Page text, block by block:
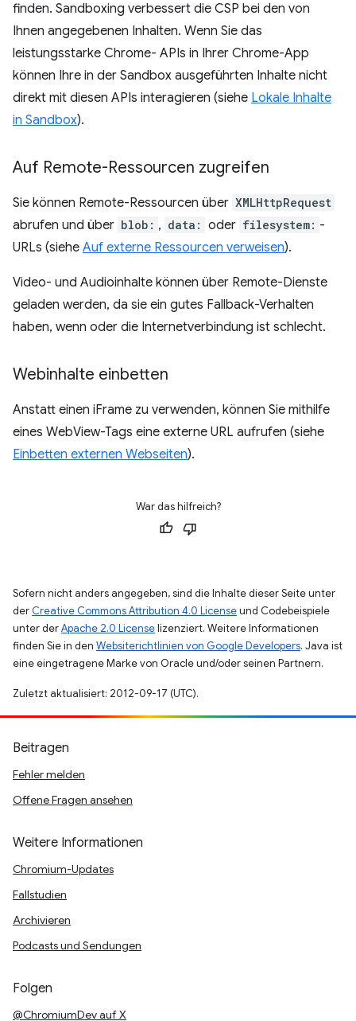
finden. Sandboxing verbessert die CSP bei den von
Ihnen angegebenen Inhalten. Wenn Sie das
leistungsstarke Chrome- APIs in Ihrer Chrome-App
können Ihre in der Sandbox ausgeführten Inhalte nicht
direkt mit diesen APIs interagieren (siehe Lokale Inhalte
in Sandbox).
Auf Remote-Ressourcen zugreifen
Sie können Remote-Ressourcen über XMLHttpRequest
abrufen und über blob: , data: oder filesystem: -
URLs (siehe Auf externe Ressourcen verweisen).
Video- und Audioinhalte können über Remote-Dienste
geladen werden, da sie ein gutes Fallback-Verhalten
haben, wenn oder die Internetverbindung ist schlecht.
Webinhalte einbetten
Anstatt einen iFrame zu verwenden, können Sie mithilfe
eines WebView-Tags eine externe URL aufrufen (siehe
Einbetten externen Webseiten).
War das hilfreich?
Sofern nicht anders angegeben, sind die Inhalte dieser Seite unter
der Creative Commons Attribution 4.0 Licenseund Codebeispiele
unter derApache 2.0 Licenselizenziert. Weitere Informationen
finden Sie in den Websiterichtlinien von Google Developers. Java ist
eine eingetragene Marke von Oracle und/oder seinen Partnern.
Zuletzt aktualisiert: 2012-09-17 (UTC).
Beitragen
Fehler melden
Offene Fragen ansehen
Weitere Informationen
Chromium-Updates
Fallstudien
Archivieren
Podcasts und Sendungen
Folgen
@ChromiumDev auf X